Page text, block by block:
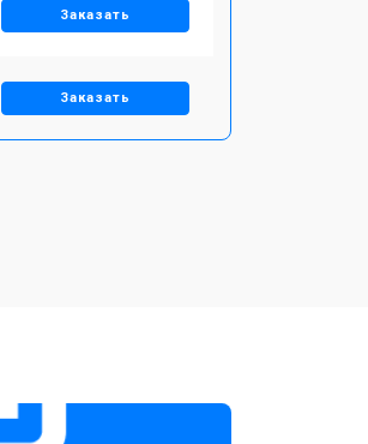
Заказать
Заказать